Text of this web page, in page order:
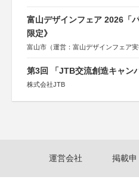
富山デザインフェア 2026「
限定》
富山市（運営：富山デザインフェア実
第3回 「JTB交流創造キャン
株式会社JTB
運営会社 掲載申